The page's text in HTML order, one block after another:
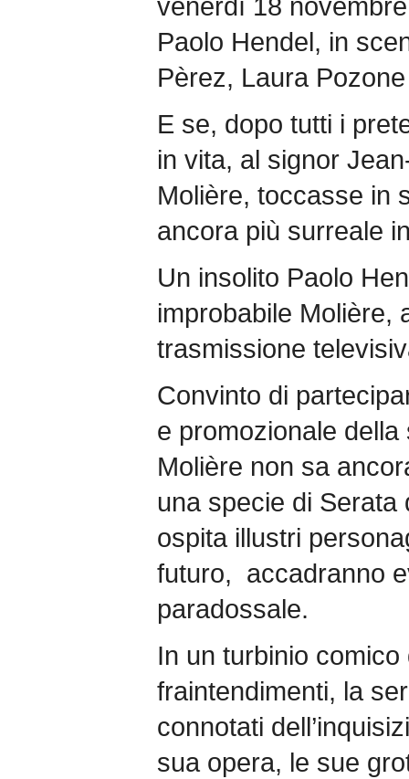
venerdì 18
Paolo Hendel, in
Pèrez, Laura
E se, dopo tutti i
in vita, al signor
Molière, toccasse in
ancora più surreale
Un insolito Paolo
improbabile Molière,
trasmissione
Convinto di
e promozionale
Molière non sa
una specie di Serata
ospita illustri
futuro, accadranno
paradossale.
In un turbinio
fraintendimenti, la
connotati
sua opera, le sue